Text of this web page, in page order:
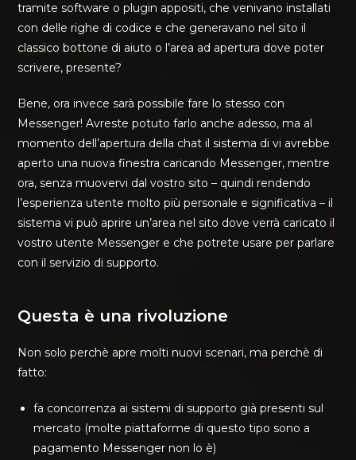
tramite software o plugin appositi, che venivano installati
con delle righe di codice e che generavano nel sito il
classico bottone di aiuto o l’area ad apertura dove poter
scrivere, presente?
Bene, ora invece sarà possibile fare lo stesso con
Messenger! Avreste potuto farlo anche adesso, ma al
momento dell’apertura della chat il sistema di vi avrebbe
aperto una nuova finestra caricando Messenger, mentre
ora, senza muovervi dal vostro sito – quindi rendendo
l’esperienza utente molto più personale e significativa – il
sistema vi può aprire un’area nel sito dove verrà caricato il
vostro utente Messenger e che potrete usare per parlare
con il servizio di supporto.
Questa è una rivoluzione
Non solo perchè apre molti nuovi scenari, ma perchè di
fatto:
fa concorrenza ai sistemi di supporto già presenti sul
mercato (molte piattaforme di questo tipo sono a
pagamento Messenger non lo è)